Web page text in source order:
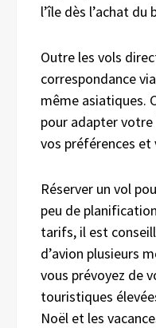
l’île dès l’achat du
Outre les vols
correspondance
même asiatiques.
pour adapter
vos préférences et
Réserver un vol
peu de
tarifs, il est
d’avion plusieurs
vous prévoyez de
touristiques
Noël et les